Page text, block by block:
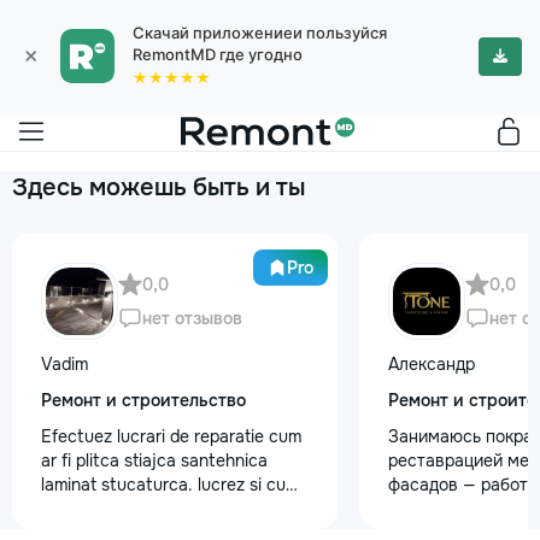
×
Скачай приложениеи пользуйся
RemontMD где угодно
★★★★★
Здесь можешь быть и ты
Pro
0,0
нет отзывов
Vadim
Ремонт и строительство
Efectuez lucrari de reparatie cum
ar fi plitca stiajca santehnica
laminat stucaturca. lucrez si cu
0,0
нет
Александр
Ремонт и
Занимаюсь
реставрацией
фасадов —